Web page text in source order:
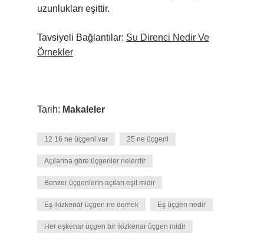
uzunlukları eşittir.
Tavsiyeli Bağlantılar: Su Direnci Nedir Ve
Örnekler
Tarih: Makaleler
12 16 ne üçgeni var 25 ne üçgeni
Açılarına göre üçgenler nelerdir
Benzer üçgenlerin açıları eşit midir
Eş ikizkenar üçgen ne demek Eş üçgen nedir
Her eşkenar üçgen bir ikizkenar üçgen midir